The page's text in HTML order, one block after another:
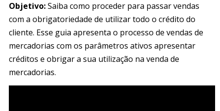
Objetivo:Saiba como proceder para passar vendas
com a obrigatoriedade de utilizar todo o crédito do
cliente. Esse guia apresenta o processo de vendas de
mercadorias com os parâmetros ativos apresentar
créditos e obrigar a sua utilização na venda de
mercadorias.